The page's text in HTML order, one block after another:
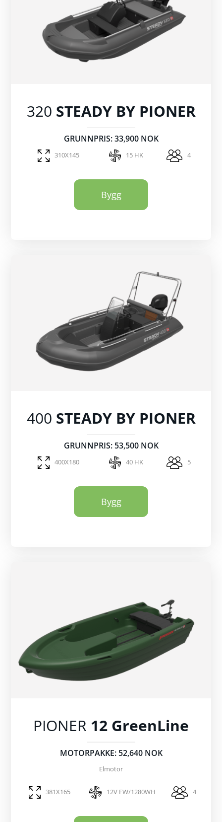
320 STEADY BY PIONER
GRUNNPRIS: 33,900 NOK
310X145 15 HK 4
Bygg
400 STEADY BY PIONER
GRUNNPRIS: 53,500 NOK
400X180 40 HK 5
Bygg
PIONER 12 GreenLine
MOTORPAKKE: 52,640 NOK
Elmotor
381X165 12V FW/1280WH 4